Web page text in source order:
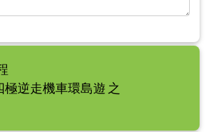
逆走機車環島遊 之